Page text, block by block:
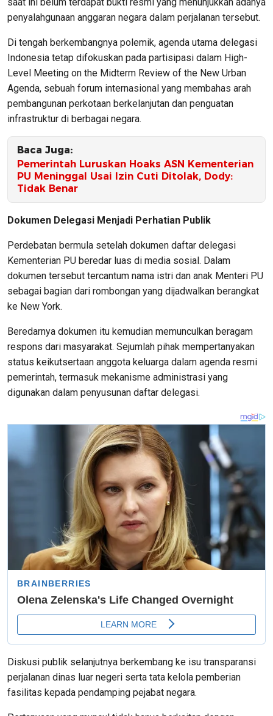
penyalahgunaan anggaran negara dalam perjalanan tersebut.
Di tengah berkembangnya polemik, agenda utama delegasi
Indonesia tetap difokuskan pada partisipasi dalam High-
Level Meeting on the Midterm Review of the New Urban
Agenda, sebuah forum internasional yang membahas arah
pembangunan perkotaan berkelanjutan dan penguatan
infrastruktur di berbagai negara.
Baca Juga:
Pemerintah Luruskan Hoaks ASN Kementerian
PU Meninggal Usai Izin Cuti Ditolak, Dody:
Tidak Benar
Dokumen Delegasi Menjadi Perhatian Publik
Perdebatan bermula setelah dokumen daftar delegasi
Kementerian PU beredar luas di media sosial. Dalam
dokumen tersebut tercantum nama istri dan anak Menteri PU
sebagai bagian dari rombongan yang dijadwalkan berangkat
ke New York.
Beredarnya dokumen itu kemudian memunculkan beragam
respons dari masyarakat. Sejumlah pihak mempertanyakan
status keikutsertaan anggota keluarga dalam agenda resmi
pemerintah, termasuk mekanisme administrasi yang
digunakan dalam penyusunan daftar delegasi.
Diskusi publik selanjutnya berkembang ke isu transparansi
perjalanan dinas luar negeri serta tata kelola pemberian
fasilitas kepada pendamping pejabat negara.